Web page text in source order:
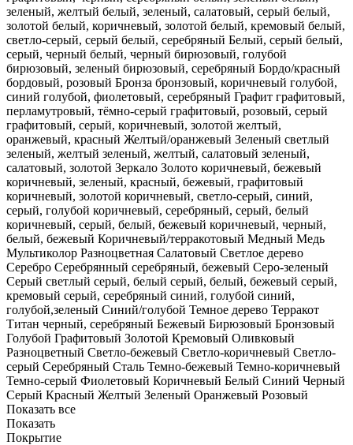
зеленый, желтый белый, зеленый, салатовый, серый белый,
золотой белый, коричневый, золотой белый, кремовый белый,
светло-серый, серый белый, серебряный Белый, серый белый,
серый, черный белый, черный бирюзовый, голубой
бирюзовый, зеленый бирюзовый, серебряный Бордо/красный
бордовый, розовый Бронза бронзовый, коричневый голубой,
синий голубой, фиолетовый, серебряный Графит графитовый,
перламутровый, тёмно-серый графитовый, розовый, серый
графитовый, серый, коричневый, золотой желтый,
оранжевый, красный Желтый/оранжевый Зеленый светлый
зеленый, желтый зеленый, желтый, салатовый зеленый,
салатовый, золотой Зеркало Золото коричневый, бежевый
коричневый, зеленый, красный, бежевый, графитовый
коричневый, золотой коричневый, светло-серый, синий,
серый, голубой коричневый, серебряный, серый, белый
коричневый, серый, белый, бежевый коричневый, черный,
белый, бежевый Коричневый/терракотовый Медный Медь
Мультиколор Разноцветная Салатовый Светлое дерево
Серебро Серебрянный серебряный, бежевый Серо-зеленый
Серый светлый серый, белый серый, белый, бежевый серый,
кремовый серый, серебряный синий, голубой синий,
голубой,зеленый Синий/голубой Темное дерево Терракот
Титан черный, серебряный Бежевый Бирюзовый Бронзовый
Голубой Графитовый Золотой Кремовый Оливковый
Разноцветный Светло-бежевый Светло-коричневый Светло-
серый Серебряный Сталь Темно-бежевый Темно-коричневый
Темно-серый Фиолетовый Коричневый Белый Синий Черный
Серый Красный Желтый Зеленый Оранжевый Розовый
Показать все
Показать
Покрытие